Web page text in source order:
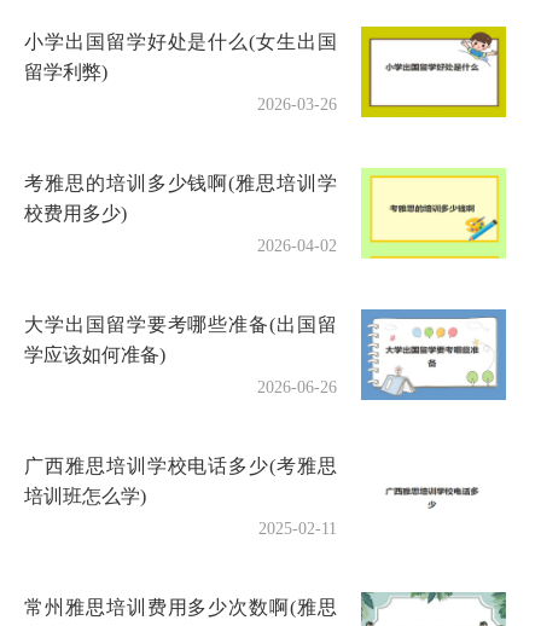
小学出国留学好处是什么(女生出国
留学利弊)
2026-03-26
考雅思的培训多少钱啊(雅思培训学
校费用多少)
2026-04-02
大学出国留学要考哪些准备(出国留
学应该如何准备)
2026-06-26
广西雅思培训学校电话多少(考雅思
培训班怎么学)
2025-02-11
常州雅思培训费用多少次数啊(雅思